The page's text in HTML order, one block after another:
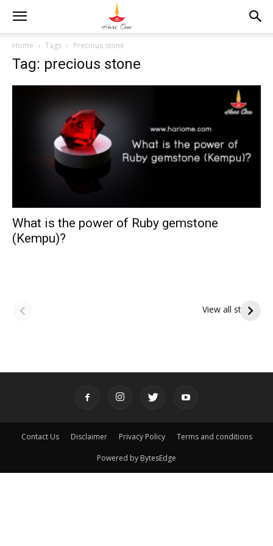
Home Tags Precious stone
Tag: precious stone
What is the power of Ruby gemstone
(Kempu)?
View all stories
పితృదేవతల ఆశీర్వాదం
ఇంద్రకీలాద్రి గిరి ప్రదక్షిణ
Contact Us Disclaimer Privacy Policy Terms and conditions
Powered by BytesEdge